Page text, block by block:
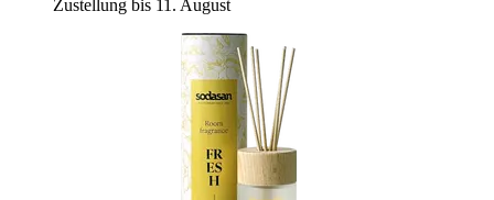
Zustellung bis 11. August